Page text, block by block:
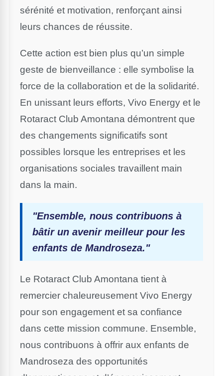
sérénité et motivation, renforçant ainsi
leurs chances de réussite.
Cette action est bien plus qu’un simple
geste de bienveillance : elle symbolise la
force de la collaboration et de la solidarité.
En unissant leurs efforts, Vivo Energy et le
Rotaract Club Amontana démontrent que
des changements significatifs sont
possibles lorsque les entreprises et les
organisations sociales travaillent main
dans la main.
"Ensemble, nous contribuons à
bâtir un avenir meilleur pour les
enfants de Mandroseza."
Le Rotaract Club Amontana tient à
remercier chaleureusement Vivo Energy
pour son engagement et sa confiance
dans cette mission commune. Ensemble,
nous contribuons à offrir aux enfants de
Mandroseza des opportunités